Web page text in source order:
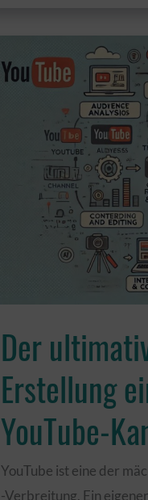
Auswertungen
YouTube-
Der
Erstellung
YouTube-
YouTube ist eine der
-Verbreitung. Ein